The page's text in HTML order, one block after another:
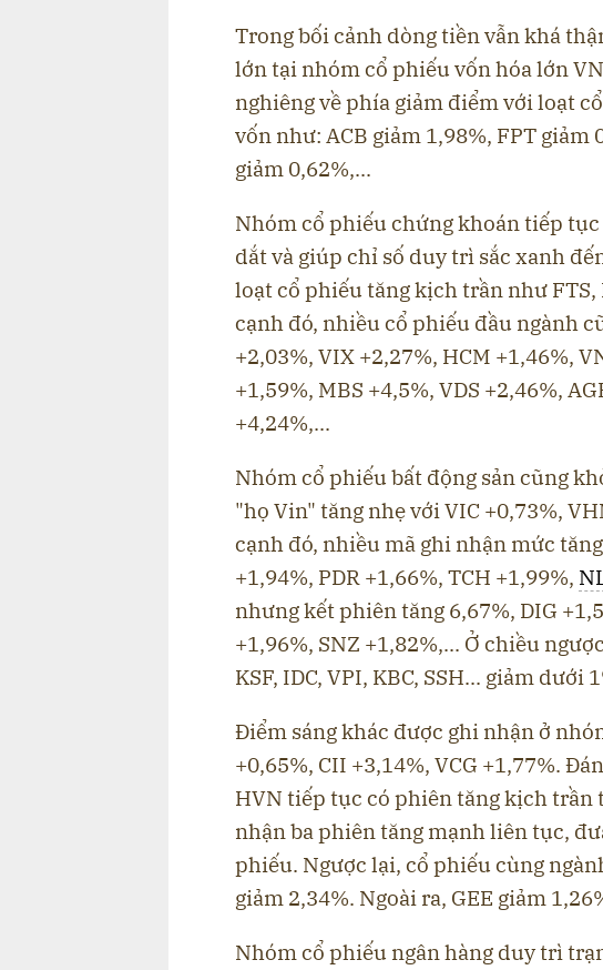
Trong bối cảnh dòng tiền vẫn khá
lớn tại nhóm cổ phiếu vốn hóa lớn
nghiêng về phía giảm điểm với loạt
vốn như: ACB giảm 1,98%, FPT giảm
giảm 0,62%,...
Nhóm cổ phiếu chứng khoán tiếp
dắt và giúp chỉ số duy trì sắc xanh
loạt cổ phiếu tăng kịch trần như FTS,
cạnh đó, nhiều cổ phiếu đầu ngành
+2,03%, VIX +2,27%, HCM +1,46%,
+1,59%, MBS +4,5%, VDS +2,46%,
+4,24%,...
Nhóm cổ phiếu bất động sản cũng
"họ Vin" tăng nhẹ với VIC +0,73%,
cạnh đó, nhiều mã ghi nhận mức
+1,94%, PDR +1,66%, TCH +1,99%,
nhưng kết phiên tăng 6,67%, DIG
+1,96%, SNZ +1,82%,... Ở chiều
KSF, IDC, VPI, KBC, SSH... giảm dưới
Điểm sáng khác được ghi nhận ở
+0,65%, CII +3,14%, VCG +1,77%.
HVN tiếp tục có phiên tăng kịch
nhận ba phiên tăng mạnh liên tục,
phiếu. Ngược lại, cổ phiếu cùng
giảm 2,34%. Ngoài ra, GEE giảm
Nhóm cổ phiếu ngân hàng duy trì